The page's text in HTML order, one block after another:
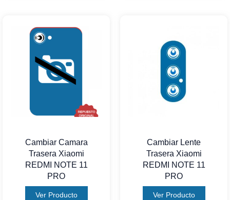
Cambiar Camara
Trasera Xiaomi
REDMI NOTE 11
PRO
Ver Producto
Cambiar Lente
Trasera Xiaomi
REDMI NOTE 11
PRO
Ver Producto